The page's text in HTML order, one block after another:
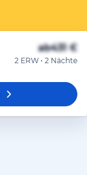
ab431 €
2 ERW • 2 Nächte